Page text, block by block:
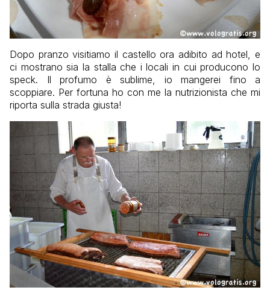
Dopo pranzo visitiamo il castello ora adibito ad hotel, e
ci mostrano sia la stalla che i locali in cui producono lo
speck. Il profumo è sublime, io mangerei fino a
scoppiare. Per fortuna ho con me la nutrizionista che mi
riporta sulla strada giusta!